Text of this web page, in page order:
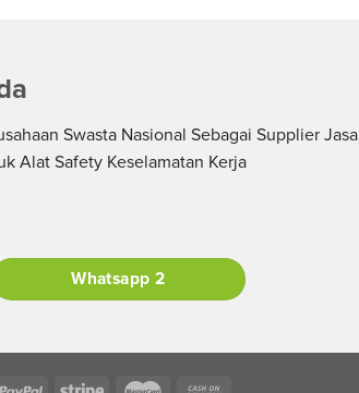
Swasta Nasional Sebagai Supplier Jasa
Alat Safety Keselamatan Kerja
Whatsapp 2